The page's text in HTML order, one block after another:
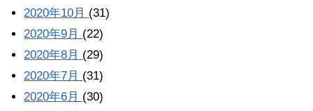
2020年10月 (31)
2020年9月 (22)
2020年8月 (29)
2020年7月 (31)
2020年6月 (30)